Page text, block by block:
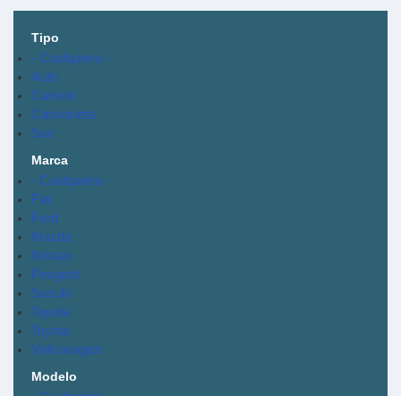
Tipo
- Cualquiera -
Auto
Camión
Camioneta
Suv
Marca
- Cualquiera -
Fiat
Ford
Mazda
Nissan
Peugeot
Suzuki
Toyota
Toyota
Volkswagen
Modelo